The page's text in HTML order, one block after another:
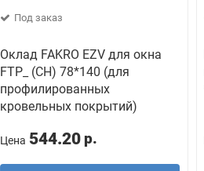
Под заказ
Оклад FAKRO EZV для окна
FTP_ (CH) 78*140 (для
профилированных
кровельных покрытий)
Цена 544.20 р.